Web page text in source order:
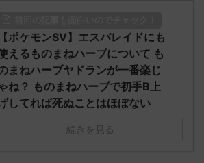
エクスレ
ムかっこいいから助かる 名
0971 0971 名無しさん、君に
！ (ﾜｯﾁｮｲW b524-NwUu)
06/28(水 ...
2023/06/
え忘れたガ
たラウドボ
しさん0624
【ポケモンSV】エスバレイドにも
えるものまねハーブについて も
まねハーブヤドランが一番楽じ
ね？ ものまねハーブで初手B上
してれば死ぬことはほぼない
続きを見る